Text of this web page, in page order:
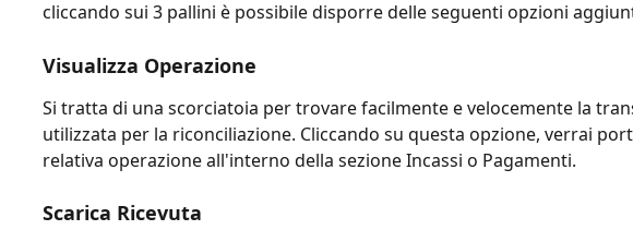
cliccando sui 3 pallini è possibile disporre delle seguenti opzioni
Visualizza Operazione
Si tratta di una scorciatoia per trovare facilmente e velocemente la
utilizzata per la riconciliazione. Cliccando su questa opzione, verrai
relativa operazione all'interno della sezione Incassi o Pagamenti.
Scarica Ricevuta